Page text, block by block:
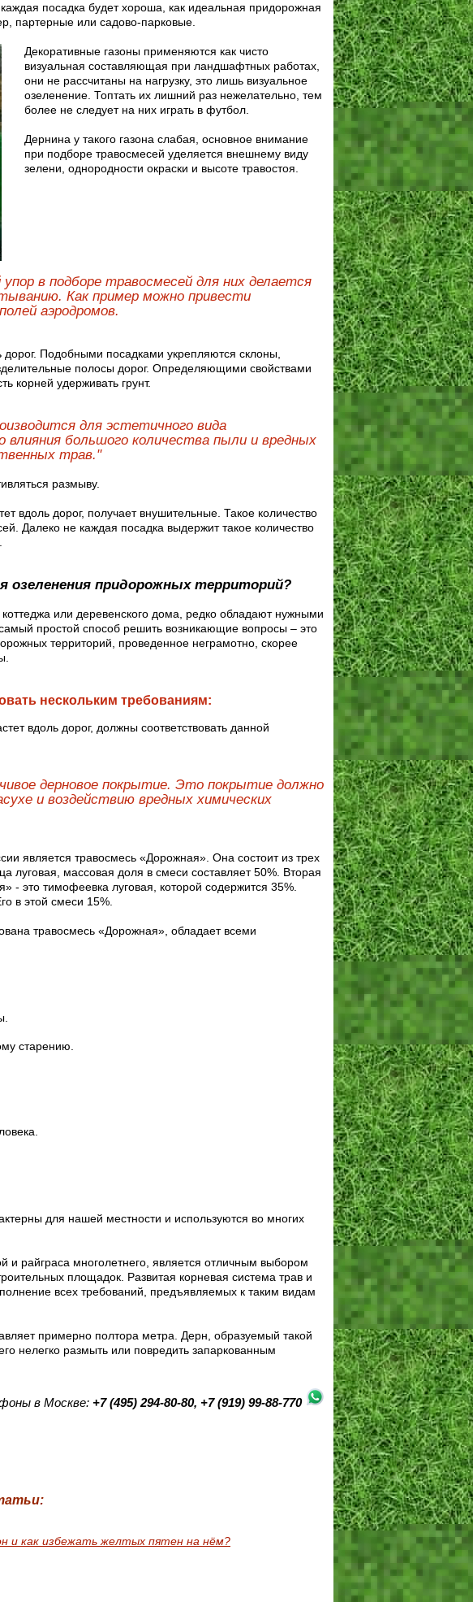
посадка будет хороша, как идеальная придорожная
партерные или садово-парковые.
Декоративные газоны применяются как чисто
визуальная составляющая при ландшафтных работах,
они не рассчитаны на нагрузку, это лишь визуальное
озеленение. Топтать их лишний раз нежелательно, тем
более не следует на них играть в футбол.
Дернина у такого газона слабая, основное внимание
при подборе травосмесей уделяется внешнему виду
зелени, однородности окраски и высоте травостоя.
в подборе травосмесей для них делается
Как пример можно привести
аэродромов.
дорог. Подобными посадками укрепляются склоны,
полосы дорог. Определяющими свойствами
корней удерживать грунт.
для эстетичного вида
большого количества пыли и вредных
трав."
размыву.
вдоль дорог, получает внушительные. Такое количество
Далеко не каждая посадка выдержит такое количество
озеленения придорожных территорий?
или деревенского дома, редко обладают нужными
простой способ решить возникающие вопросы – это
территорий, проведенное неграмотно, скорее
нескольким требованиям:
вдоль дорог, должны соответствовать данной
дерновое покрытие. Это покрытие должно
и воздействию вредных химических
является травосмесь «Дорожная». Она состоит из трех
луговая, массовая доля в смеси составляет 50%. Вторая
это тимофеевка луговая, которой содержится 35%.
в этой смеси 15%.
травосмесь «Дорожная», обладает всеми
старению.
для нашей местности и используются во многих
и райграса многолетнего, является отличным выбором
площадок. Развитая корневая система трав и
всех требований, предъявляемых к таким видам
примерно полтора метра. Дерн, образуемый такой
нелегко размыть или повредить запаркованным
в Москве: +7 (495) 294-80-80, +7 (919) 99-88-770
и как избежать желтых пятен на нём?